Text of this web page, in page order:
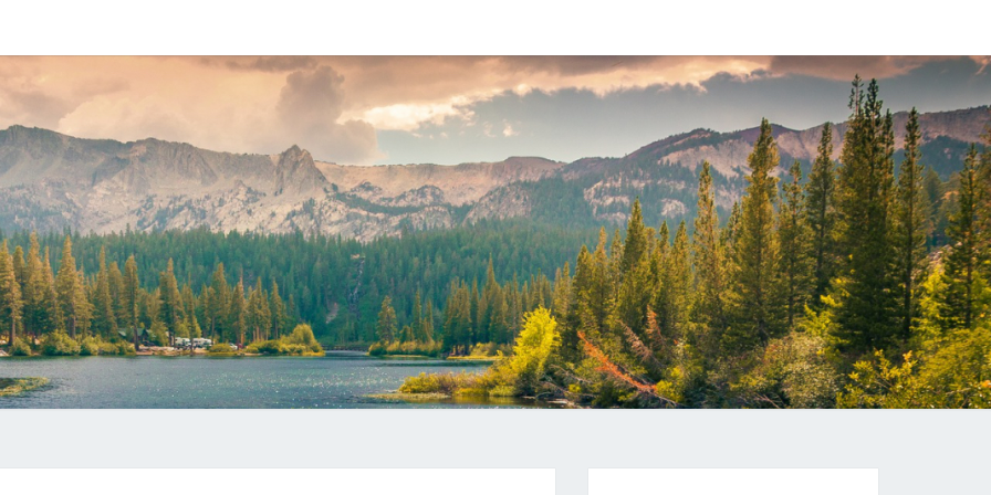
静
水
记
录
一
点
生
活